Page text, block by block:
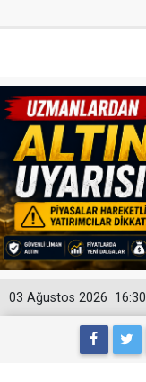
16:30
03 Ağustos 2026